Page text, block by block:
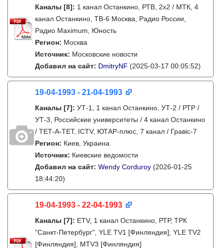
Каналы [8]: 1 канал Останкино, РТВ, 2х2 / МТК, 4
канал Останкино, ТВ-6 Москва, Радио России,
Радио Maximum, Юность
Регион: Москва
Источник: Московские новости
Добавил на сайт: DmitryNF (2025-03-17 00:05:52)
19-04-1993 - 21-04-1993
Каналы [7]: УТ-1, 1 канал Останкино, УТ-2 / РТР /
УТ-3, Российские университеты / 4 канал Останкино
/ ТЕТ-А-ТЕТ, ICTV, ЮТАР-плюс, 7 канал / Гравіс-7
Регион: Киев, Украина
Источник: Киевские ведомости
Добавил на сайт: Wendy Corduroy (2026-01-25
18:44:20)
19-04-1993 - 22-04-1993
Каналы [7]: ETV, 1 канал Останкино, РТР, ТРК
"Санкт-Петербург", YLE TV1 [Финляндия], YLE TV2
[Финляндия], MTV3 [Финляндия]